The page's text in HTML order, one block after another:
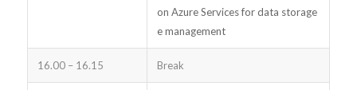
on Azure Services for data storage
e management
16.00 – 16.15 Break